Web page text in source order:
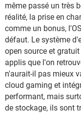
même passé un très
réalité, la prise en
comme un bonus,
défaut. Le système
open source et
applis que l'on
n'aurait-il pas mieux
cloud gaming et
performant, mais
de stockage, ils sont